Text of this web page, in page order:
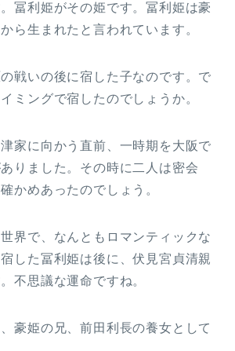
冨利姫がその姫です。冨利姫は豪
ら生まれたと言われています。
戦いの後に宿した子なのです。で
ミングで宿したのでしょうか。
家に向かう直前、一時期を大阪で
りました。その時に二人は密会
かめあったのでしょう。
界で、なんともロマンティックな
した冨利姫は後に、伏見宮貞清親
不思議な運命ですね。
豪姫の兄、前田利長の養女として